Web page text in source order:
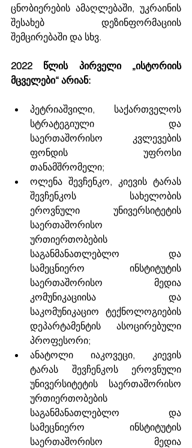
ცნობიერების ამაღლებაში, უკრაინის
შესახებ დეზინფორმაციის
შემცირებაში და სხვ.
2022 წლის პირველი „ისტორიის
მცველები“ არიან:
პეტრიაშვილი, საქართველოს
სტრატეგიული და
საერთაშორისო კვლევების
ფონდის უფროსი
თანამშრომელი;
ოლენა შევჩენკო, კიევის ტარას
შევჩენკოს სახელობის
ეროვნული უნივერსიტეტის
საერთაშორისო
ურთიერთობების
საგანმანათლებლო და
სამეცნიერო ინსტიტუტის
საერთაშორისო მედია
კომუნიკაციისა და
საკომუნიკაციო ტექნოლოგიების
დეპარტამენტის ასოცირებული
პროფესორი;
ანატოლი იაკოვეცი, კიევის
ტარას შევჩენკოს ეროვნული
უნივერსიტეტის საერთაშორისო
ურთიერთობების
საგანმანათლებლო და
სამეცნიერო ინსტიტუტის
საერთაშორისო მედია